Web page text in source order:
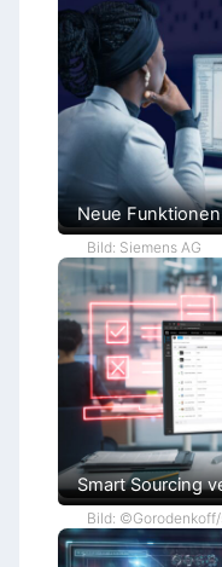
Neue
Bild: Siemens AG
Smart Sourcing
Bild: